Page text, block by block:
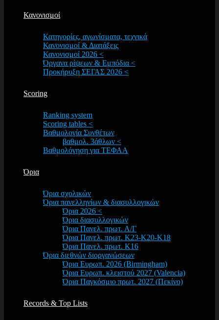
Κανονισμοί
Κατηγορίες, αγωνίσματα, τεχνικά
Κανονισμοί & Διατάξεις
Κανονισμοί 2026 <
Όργανα ρίψεων & Εμπόδια <
Προκήρυξη ΣΕΓΑΣ 2026 <
Scoring
Ranking system
Scoring tables <
Βαθμολογία Συνθέτων
βαθμολ. 3άθλων <
Βαθμολόγηση για ΤΕΦΑΑ
Όρια
Όρια σχολικών
Όρια πανελληνίων & διασυλλογικών
Όρια 2026 <
Όρια διασυλλογικών
Όρια Πανελ. πρωτ. Α/Γ
Όρια Πανελ. πρωτ. Κ23-Κ20-Κ18
Όρια Πανελ. πρωτ. Κ16
Όρια διεθνών διοργανώσεων
Όρια Ευρωπ. 2026 (Birmingham)
Όρια Ευρωπ. κλειστού 2027 (Valencia)
Όρια Παγκόσμιο πρωτ. 2027 (Πεκίνο)
Records & Top Lists